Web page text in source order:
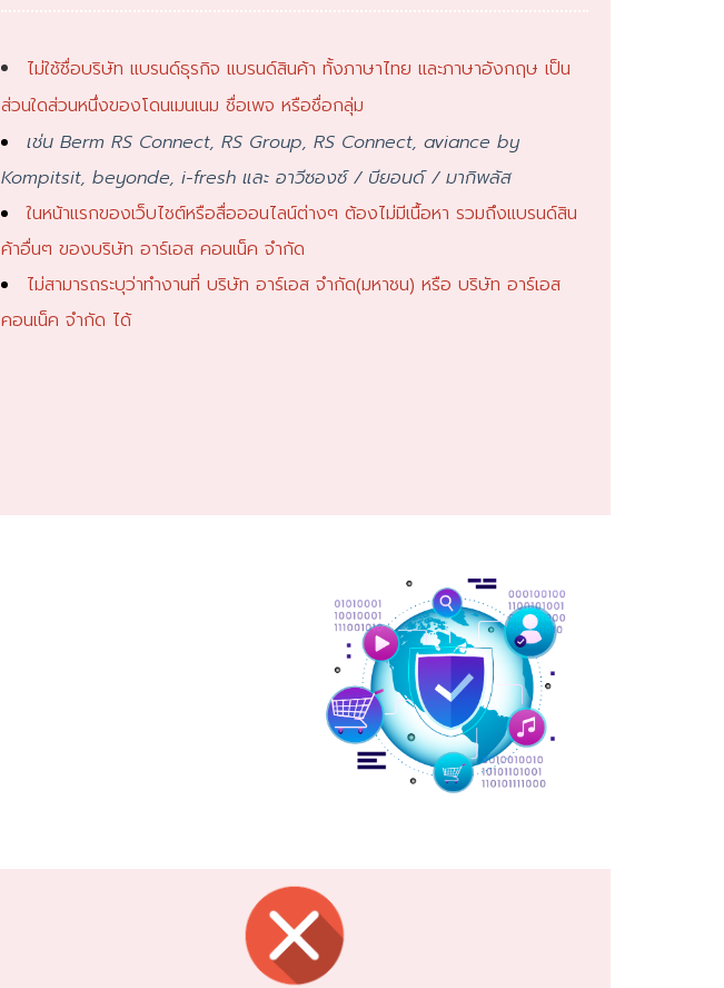
ไม่ใช้ชื่อบริษัท แบรนด์ธุรกิจ แบรนด์สินค้า ทั้งภาษาไทย และภาษาอังกฤษ เป็น
ส่วนใดส่วนหนึ่งของโดนเมนเนม ชื่อเพจ หรือชื่อกลุ่ม
เช่น Berm RS Connect, RS Group, RS Connect, aviance by
Kompitsit, beyonde, i-fresh และ อาวีซองซ์ / บียอนด์ / มากิพลัส
ในหน้าแรกของเว็บไชต์หรือสื่อออนไลน์ต่างๆ ต้องไม่มีเนื้อหา รวมถึงแบรนด์สิน
ค้าอื่นๆ ของบริษัท อาร์เอส คอนเน็ค จำกัด
ไม่สามารถระบุว่าทำงานที่ บริษัท อาร์เอส จำกัด(มหาชน) หรือ บริษัท อาร์เอส
คอนเน็ค จำกัด ได้